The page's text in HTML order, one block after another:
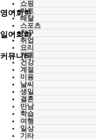
영어회화
일어회화
커뮤니티
쇼핑
마트
배달
스포츠
친구
취업
요리
카페
건강
계절
미용
날씨
생일
결혼
만남
학습
여행
일상
기타